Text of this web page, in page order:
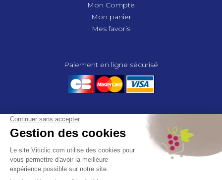
Mon Compte
Mon panier
Mes favoris
Paiement en ligne sécurisé
© 2025 - GROUPE COMPAS, TOUS DROITS RÉSERVÉS.
MENTIONS LÉGALES
CGV
POLITIQUE DE CONFIDENTIALITÉ